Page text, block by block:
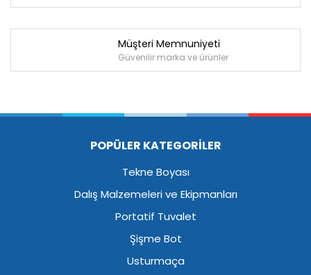
Müşteri Memnuniyeti
Güvenilir marka ve ürünler
POPÜLER KATEGORİLER
Tekne Boyası
Dalış Malzemeleri ve Ekipmanları
Portatif Tuvalet
Şişme Bot
Usturmaça